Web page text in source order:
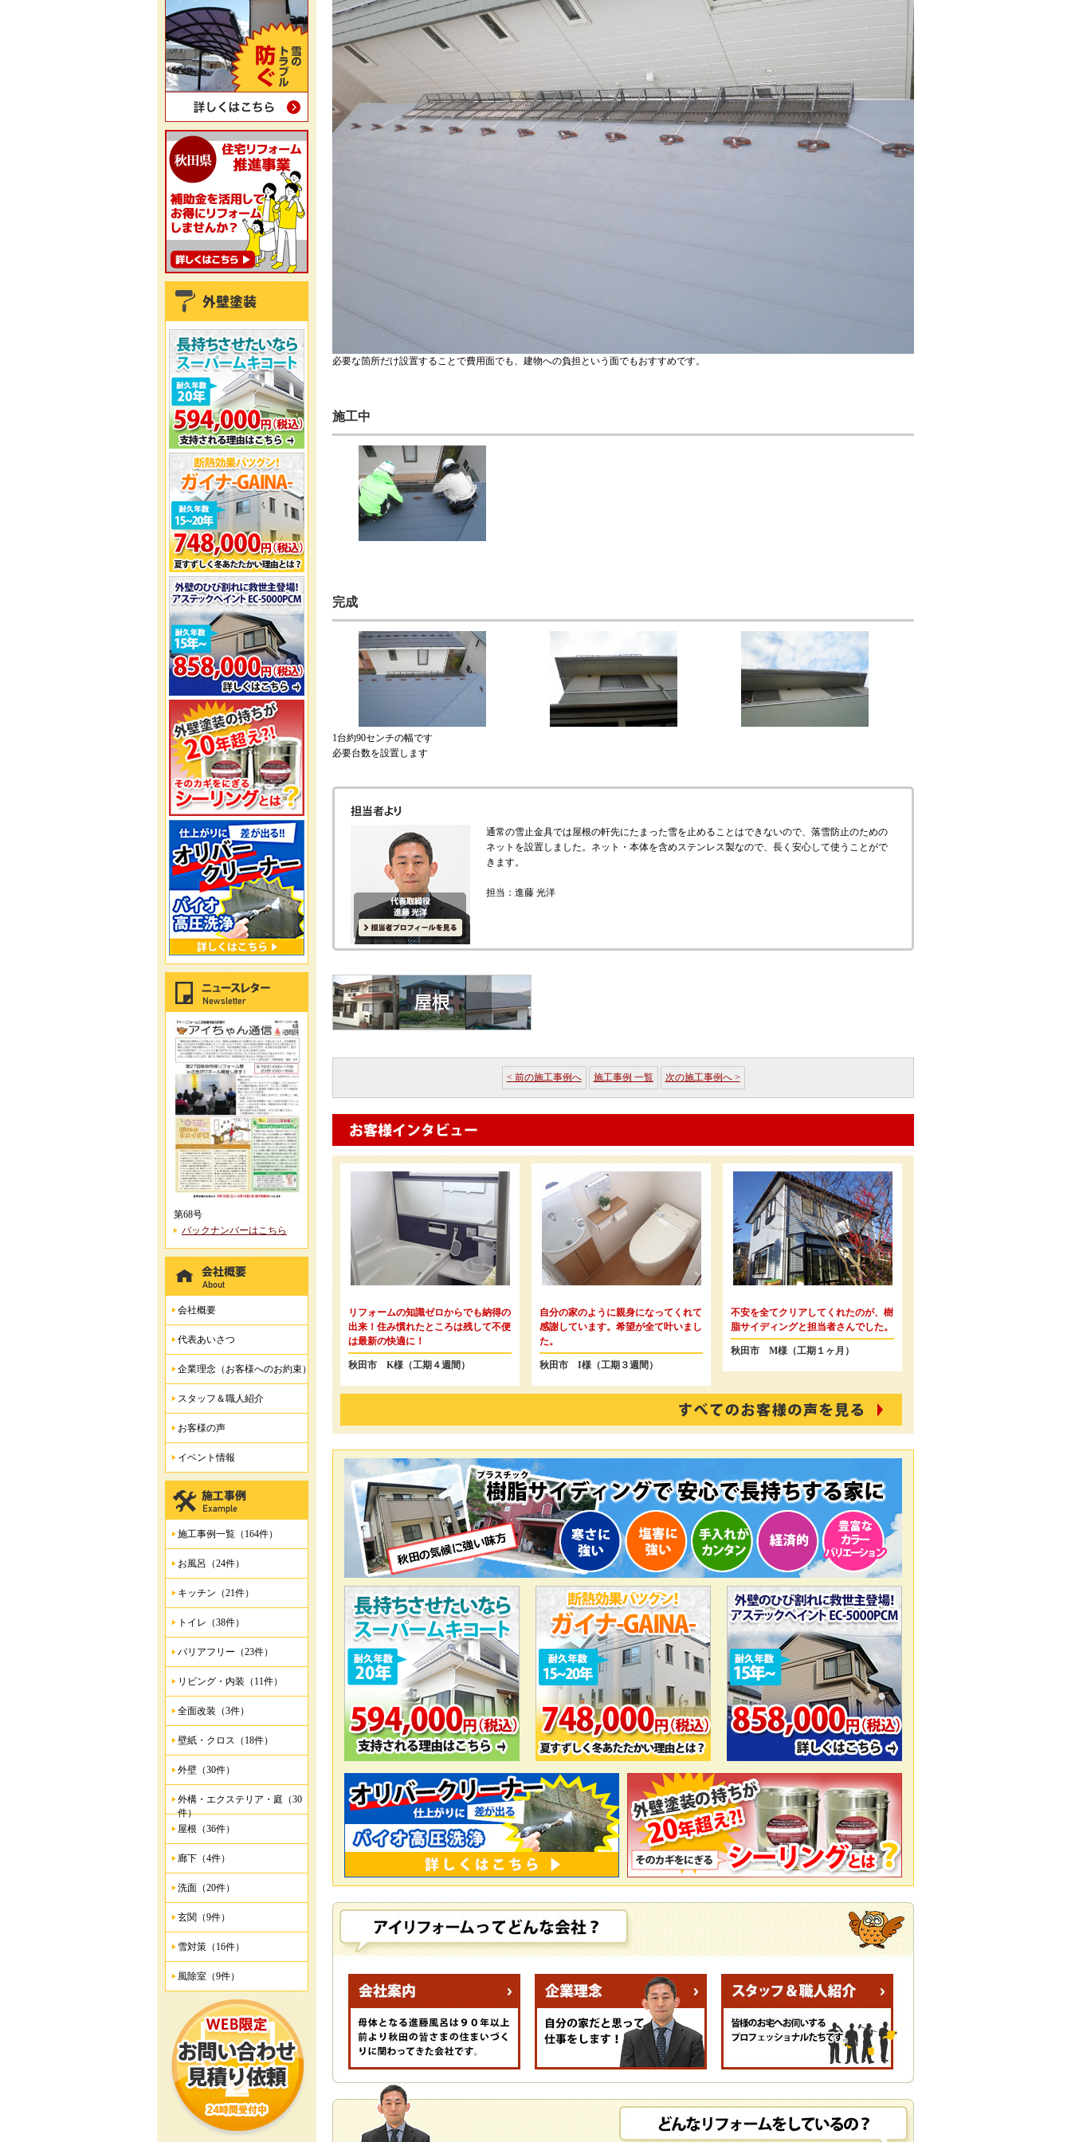
必要な箇所だけ設置することで費用面でも、建物への負担という面でもおすすめです。
施工中
完成
1台約90センチの幅です
必要台数を設置します
通常の雪止金具では屋根の軒先にたまった雪を止めることはできないので、落雪防止のための
ネットを設置しました。ネット・本体を含めステンレス製なので、長く安心して使うことがで
きます。
担当：進藤 光洋
< 前の施工事例へ 施工事例 一覧 次の施工事例へ >
リフォームの知識ゼロからでも納得の
出来！住み慣れたところは残して不便
は最新の快適に！
秋田市 K様（工期４週間）
自分の家のように親身になってくれて
感謝しています。希望が全て叶いまし
た。
秋田市 I様（工期３週間）
不安を全てクリアしてくれたのが、樹
脂サイディングと担当者さんでした。
秋田市 M様（工期１ヶ月）
第68号
バックナンバーはこちら
会社概要
代表あいさつ
企業理念（お客様へのお約束）
スタッフ＆職人紹介
お客様の声
イベント情報
施工事例一覧（164件）
お風呂（24件）
キッチン（21件）
トイレ（38件）
バリアフリー（23件）
リビング・内装（11件）
全面改装（3件）
壁紙・クロス（18件）
外壁（30件）
外構・エクステリア・庭（30
件）
屋根（36件）
廊下（4件）
洗面（20件）
玄関（9件）
雪対策（16件）
風除室（9件）